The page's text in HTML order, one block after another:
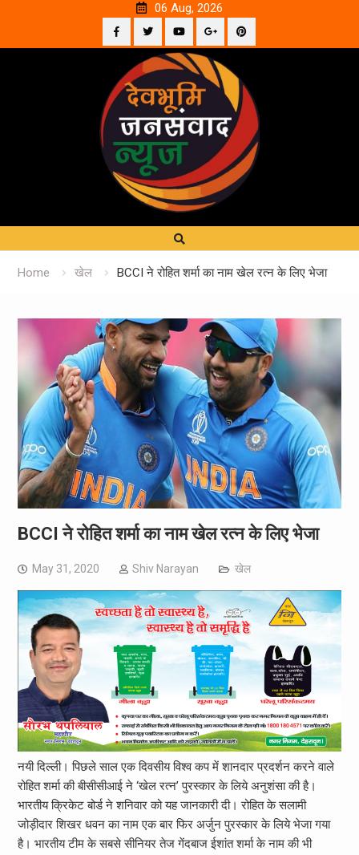
06 Aug, 2026
Facebook
TwitterYouTubePlus
Google
Home खेल BCCI ने रोहित शर्मा का नाम खेल रत्न के लिए भेजा
BCCI ने रोहित शर्मा का नाम खेल रत्न के लिए भेजा
May 31, 2020 Shiv Narayan खेल
नयी दिल्ली। पिछले साल एक दिवसीय विश्व कप में शानदार प्रदर्शन करने वाले
रोहित शर्मा की बीसीसीआई ने ‘खेल रत्न’ पुरस्कार के लिये अनुशंसा की है।
भारतीय क्रिकेट बोर्ड ने शनिवार को यह जानकारी दी। रोहित के सलामी
जोड़ीदार शिखर धवन का नाम एक बार फिर अर्जुन पुरस्कार के लिये भेजा गया
है। भारतीय टीम के सबसे सीनियर तेज गेंदबाज ईशांत शर्मा के नाम की भी